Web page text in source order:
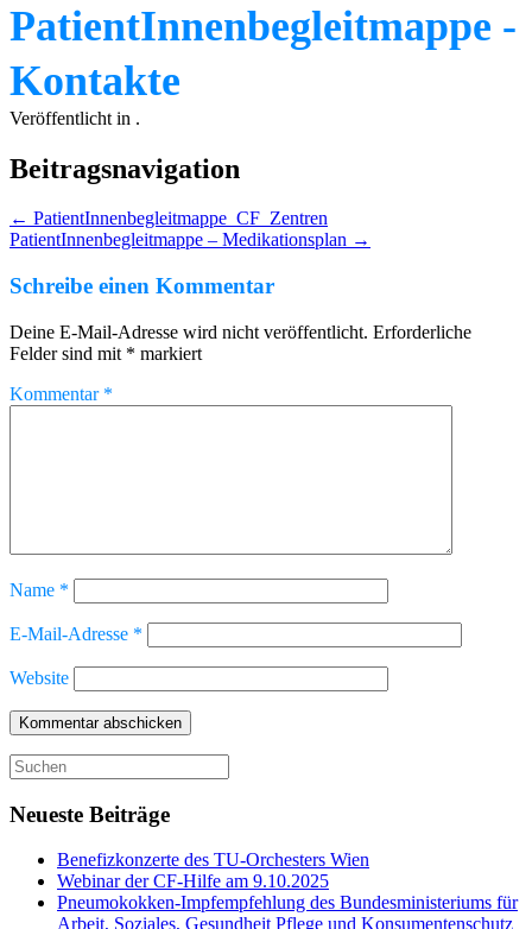
PatientInnenbegleitmappe -
Kontakte
Veröffentlicht in .
Beitragsnavigation
← PatientInnenbegleitmappe_CF_Zentren
PatientInnenbegleitmappe – Medikationsplan →
Schreibe einen Kommentar
Deine E-Mail-Adresse wird nicht veröffentlicht. Erforderliche
Felder sind mit * markiert
Kommentar *
Name *
E-Mail-Adresse *
Website
Suche
nach:
Neueste Beiträge
Benefizkonzerte des TU-Orchesters Wien
Webinar der CF-Hilfe am 9.10.2025
Pneumokokken-Impfempfehlung des Bundesministeriums für
Arbeit, Soziales, Gesundheit Pflege und Konsumentenschutz